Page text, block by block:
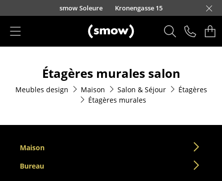
Accéder directement au contenu
smow Soleure Kronengasse 15
Chaises de cuisine & salle à manger
Étagères murales salon
Meubles design Maison Salon & Séjour
Étagères
Étagères murales
Maison
Bureau